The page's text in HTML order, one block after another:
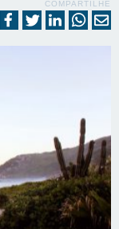
COMPARTILHE